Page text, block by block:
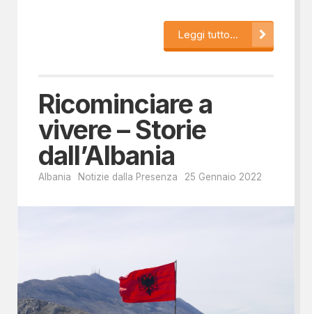
Leggi tutto...
Ricominciare a
vivere – Storie
dall’Albania
Albania Notizie dalla Presenza 25 Gennaio 2022